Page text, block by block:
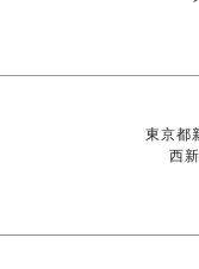
東京都
西